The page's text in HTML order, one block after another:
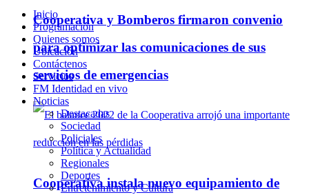
Cooperativa y Bomberos firmaron convenio
para optimizar las comunicaciones de sus
servicios de emergencias
Cooperativa instala nuevo equipamiento de
Inicio
Programación
Quienes somos
Ubicación
Contáctenos
Servicios
FM Identidad en vivo
Noticias
Destacadas
Sociedad
Policiales
Política y Actualidad
Regionales
Deportes
Entretenimiento y Cultura